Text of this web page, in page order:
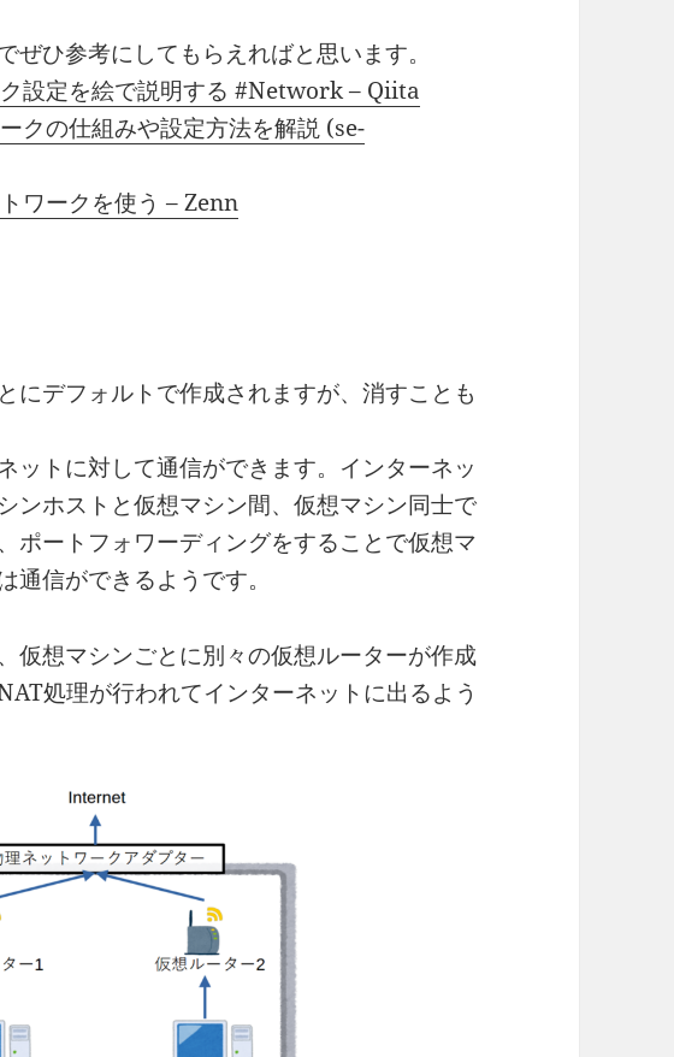
ひ参考にしてもらえればと思います。
設定を絵で説明する #Network – Qiita
クの仕組みや設定方法を解説 (se-
ワークを使う – Zenn
にデフォルトで作成されますが、消すことも
ットに対して通信ができます。インターネッ
ンホストと仮想マシン間、仮想マシン同士で
ポートフォワーディングをすることで仮想マ
通信ができるようです。
仮想マシンごとに別々の仮想ルーターが作成
処理が行われてインターネットに出るよう